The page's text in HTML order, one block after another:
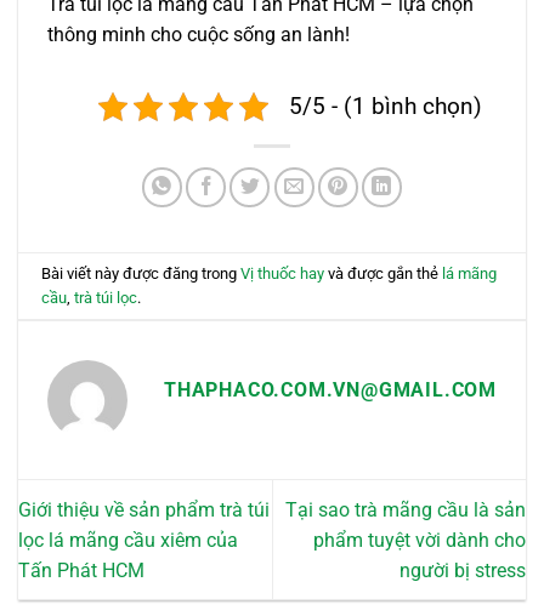
thông minh cho cuộc sống an lành!
5/5 - (1 bình chọn)
Bài viết này được đăng trongVị thuốc hay và được gắn thẻ lá mãng
cầu ,trà túi lọc.
THAPHACO.COM.VN@GMAIL.COM
Giới thiệu về sản phẩm trà túi
lọc lá mãng cầu xiêm của
Tấn Phát HCM
Tại sao trà mãng cầu là sản
phẩm tuyệt vời dành cho
người bị stress